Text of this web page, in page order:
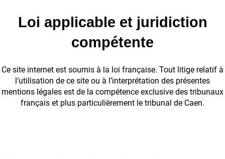
Loi applicable et juridiction
compétente
Ce site internet est soumis à la loi française. Tout litige relatif à
l’utilisation de ce site ou à l’interprétation des présentes
mentions légales est de la compétence exclusive des tribunaux
français et plus particulièrement le tribunal de Caen.